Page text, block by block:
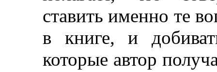
ставить именно те
в книге, и
которые автор